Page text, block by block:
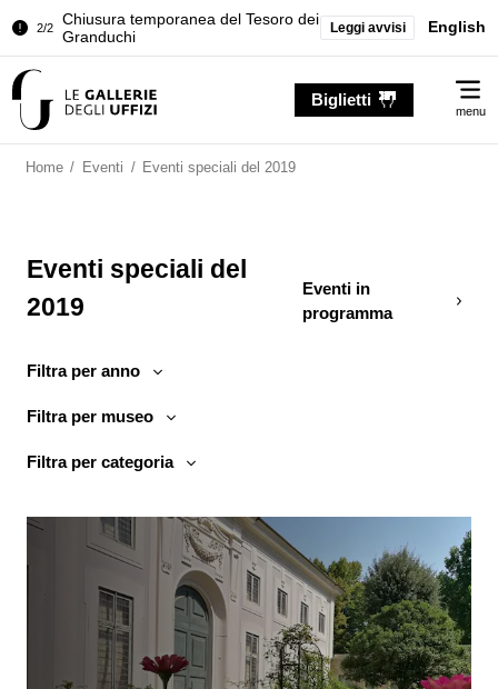
1/2
Palazzo Pitti. Temporanea chiusura
della Sala dell'Iliade
Granduchi
della Sala dell'Iliade
Leggi avvisi English
Biglietti
menu
Home / Eventi / Eventi speciali del 2019
Eventi speciali del
2019
Eventi in
programma
Filtra per anno
Filtra per museo
Filtra per categoria